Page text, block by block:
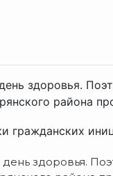
здоровья.
района
гражданских
здоровья.